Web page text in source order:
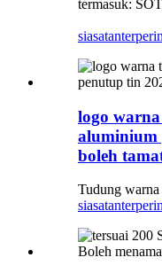
termasuk:
siasatan
logo
aluminium
boleh
Tudung warna
siasatan